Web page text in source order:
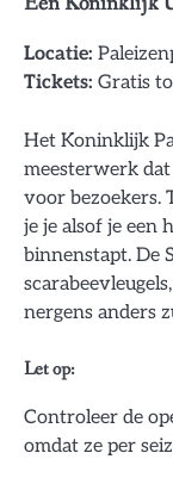
Locatie:
Tickets: Gratis
Het Koninklijk
meesterwerk
voor bezoekers.
je je alsof je een
binnenstapt. De
nergens anders
Let op:
Controleer de
omdat ze per